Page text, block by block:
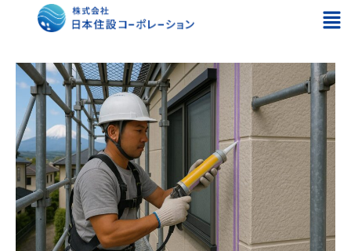
メ
ニ
ー